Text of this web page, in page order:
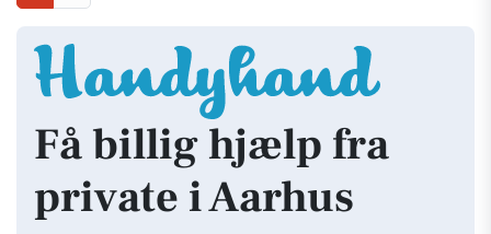
Få billig hjælp fra
private i Aarhus